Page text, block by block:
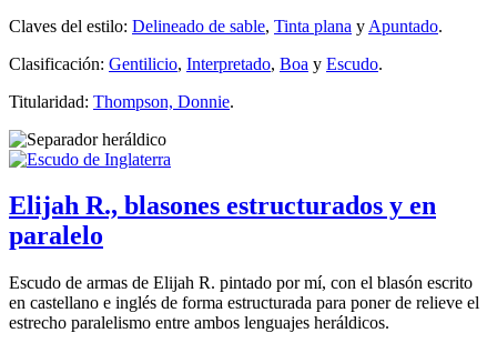
Claves del estilo: Delineado de sable, Tinta plana y Apuntado.
Clasificación: Gentilicio, Interpretado, Boa y Escudo.
Titularidad: Thompson, Donnie.
Elijah R., blasones estructurados y en
paralelo
Escudo de armas de Elijah R. pintado por mí, con el blasón escrito
en castellano e inglés de forma estructurada para poner de relieve el
estrecho paralelismo entre ambos lenguajes heráldicos.